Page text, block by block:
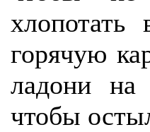
хлопотать
горячую
ладони на
чтобы